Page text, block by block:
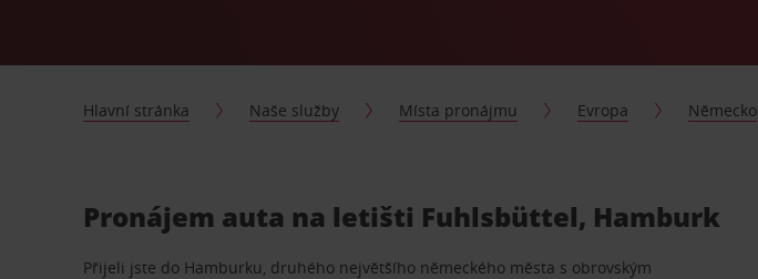
Hlavní stránka Naše služby Místa pronájmu Evropa Německo
Pronájem auta na letišti Fuhlsbüttel, Hamburk
Přijeli jste do Hamburku, druhého největšího německého města s obrovským